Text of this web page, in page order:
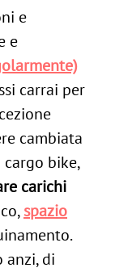
e
e
carrai per
cambiata
bike,
carichi
spazio
anzi, di